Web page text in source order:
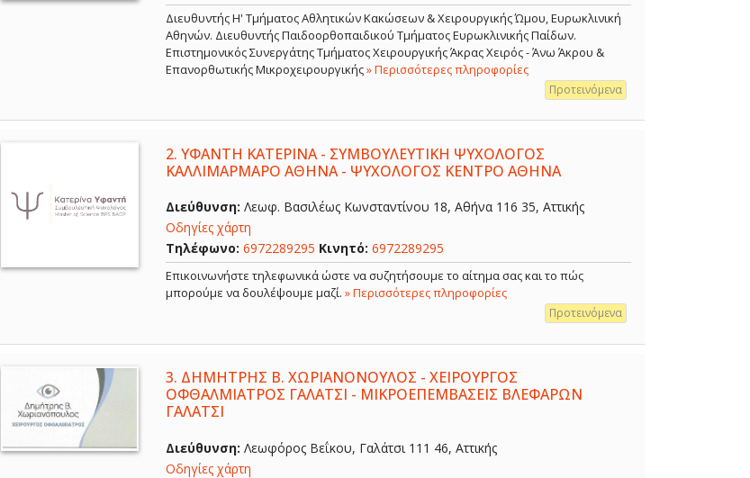
Διευθυντής Η' Τμήματος Αθλητικών Κακώσεων & Χειρουργικής Ώμου, Ευρωκλινική
Αθηνών. Διευθυντής Παιδοορθοπαιδικού Τμήματος Ευρωκλινικής Παίδων.
Επιστημονικός Συνεργάτης Τμήματος Χειρουργικής Άκρας Χειρός - Άνω Άκρου &
Επανορθωτικής Μικροχειρουργικής» Περισσότερες πληροφορίες
Προτεινόμενα
2. ΥΦΑΝΤΗ ΚΑΤΕΡΙΝΑ - ΣΥΜΒΟΥΛΕΥΤΙΚΗ ΨΥΧΟΛΟΓΟΣ
ΚΑΛΛΙΜΑΡΜΑΡΟ ΑΘΗΝΑ - ΨΥΧΟΛΟΓΟΣ ΚΕΝΤΡΟ ΑΘΗΝΑ
Διεύθυνση: Λεωφ. Βασιλέως Κωνσταντίνου 18, Αθήνα 116 35, Αττικής
Οδηγίες χάρτη
Τηλέφωνο: 6972289295 Κινητό: 6972289295
Επικοινωνήστε τηλεφωνικά ώστε να συζητήσουμε το αίτημα σας και το πώς
μπορούμε να δουλέψουμε μαζί. » Περισσότερες πληροφορίες
Προτεινόμενα
3. ΔΗΜΗΤΡΗΣ Β. ΧΩΡΙΑΝΟΝΟΥΛΟΣ - ΧΕΙΡΟΥΡΓΟΣ
ΟΦΘΑΛΜΙΑΤΡΟΣ ΓΑΛΑΤΣΙ - ΜΙΚΡΟΕΠΕΜΒΑΣΕΙΣ ΒΛΕΦΑΡΩΝ
ΓΑΛΑΤΣΙ
Διεύθυνση: Λεωφόρος Βεΐκου, Γαλάτσι 111 46, Αττικής
Οδηγίες χάρτη